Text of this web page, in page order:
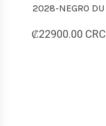
2028-NEGRO DU
₡22900.00 CRC